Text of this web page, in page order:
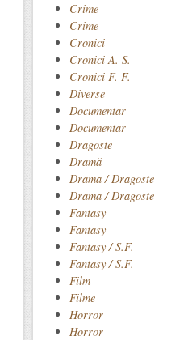
Crime
Crime
Cronici
Cronici A. S.
Cronici F. F.
Diverse
Documentar
Documentar
Dragoste
Dramă
Drama / Dragoste
Drama / Dragoste
Fantasy
Fantasy
Fantasy / S.F.
Fantasy / S.F.
Film
Filme
Horror
Horror